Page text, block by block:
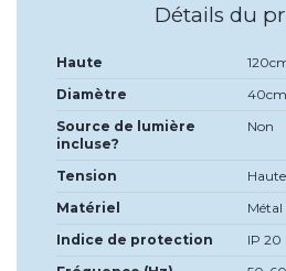
Détails du
Haute
Diamètre
40cm
Source de lumière
incluse?
Non
Tension
Matériel
Métal
Indice de protection
IP 20